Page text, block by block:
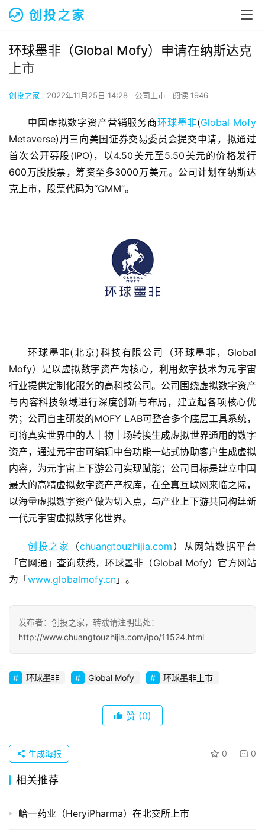
首
页
融
资
报
道
商
察
创
企
业
牌
购
组
公
注册
投稿
环球墨非（Global Mofy）申请在纳斯达克
上市
创投之家 2022年11月25日 14:28 公司上市 阅读 1946
中国虚拟数字资产营销服务商环球墨非(Global Mofy
Metaverse)周三向美国证券交易委员会提交申请，拟通过
首次公开募股(IPO)，以4.50美元至5.50美元的价格发行
600万股股票，筹资至多3000万美元。公司计划在纳斯达
克上市，股票代码为“GMM”。
环球墨非(北京)科技有限公司（环球墨非，Global
Mofy）是以虚拟数字资产为核心，利用数字技术为元宇宙
行业提供定制化服务的高科技公司。公司围绕虚拟数字资产
与内容科技领域进行深度创新与布局，建立起各项核心优
势；公司自主研发的MOFY LAB可整合多个底层工具系统，
可将真实世界中的人｜物｜场转换生成虚拟世界通用的数字
资产，通过元宇宙可编辑中台功能一站式协助客户生成虚拟
内容，为元宇宙上下游公司实现赋能；公司目标是建立中国
最大的高精虚拟数字资产产权库，在全真互联网来临之际，
以海量虚拟数字资产做为切入点，与产业上下游共同构建新
一代元宇宙虚拟数字化世界。
创投之家 （chuangtouzhijia.com ）从网站数据平台
「官网通」查询获悉，环球墨非（Global Mofy）官方网站
为「www.globalmofy.cn 」。
发布者：创投之家，转载请注明出处：
http://www.chuangtouzhijia.com/ipo/11524.html
环球墨非 Global Mofy 环球墨非上市
赞 (0)
0 0
生成海报
相关推荐
峆一药业（HeryiPharma）在北交所上市